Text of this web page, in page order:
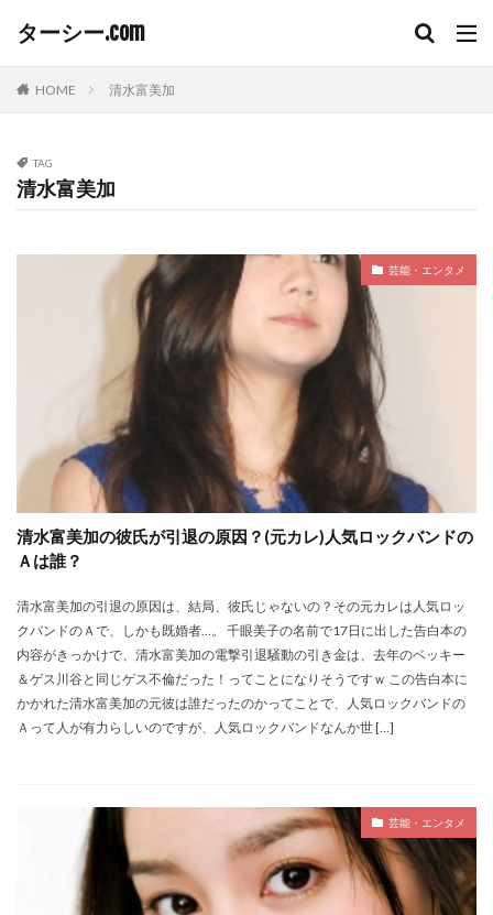
ターシー.com
HOME 清水富美加
TAG
清水富美加
芸能・エンタメ
清水富美加の彼氏が引退の原因？(元カレ)人気ロックバンドの
Ａは誰？
清水富美加の引退の原因は、結局、彼氏じゃないの？その元カレは人気ロッ
クバンドのＡで、しかも既婚者…。 千眼美子の名前で17日に出した告白本の
内容がきっかけで、清水富美加の電撃引退騒動の引き金は、去年のベッキー
＆ゲス川谷と同じゲス不倫だった！ってことになりそうですｗ この告白本に
かかれた清水富美加の元彼は誰だったのかってことで、人気ロックバンドの
Ａって人が有力らしいのですが、人気ロックバンドなんか世 […]
芸能・エンタメ